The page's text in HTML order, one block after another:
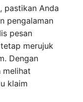
pastikan Anda
pengalaman
pesan
merujuk
Dengan
melihat
klaim